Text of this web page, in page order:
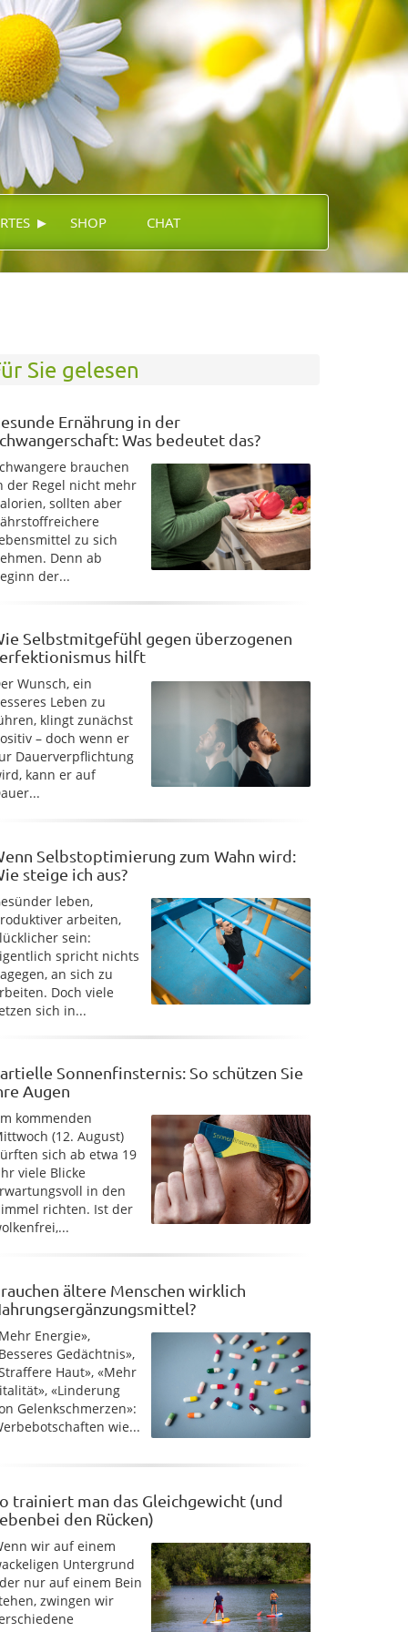
▸ SHOP CHAT
Sie gelesen
Ernährung in der
Was bedeutet das?
brauchen
der Regel nicht mehr
sollten aber
zu sich
Denn ab
der...
Selbstmitgefühl gegen überzogenen
hilft
Wunsch, ein
Leben zu
klingt zunächst
– doch wenn er
Dauerverpflichtung
kann er auf
Selbstoptimierung zum Wahn wird:
steige ich aus?
leben,
arbeiten,
sein:
spricht nichts
an sich zu
Doch viele
sich in...
Sonnenfinsternis: So schützen Sie
Augen
kommenden
(12. August)
sich ab etwa 19
viele Blicke
in den
richten. Ist der
ältere Menschen wirklich
Energie»,
Gedächtnis»,
Haut», «Mehr
«Linderung
Gelenkschmerzen»:
wie...
trainiert man das Gleichgewicht (und
den Rücken)
wir auf einem
Untergrund
nur auf einem Bein
zwingen wir